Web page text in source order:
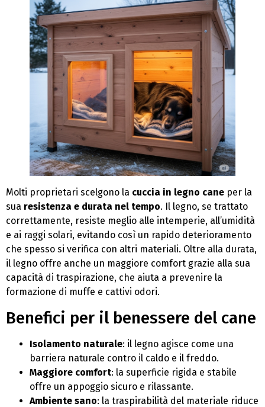
Molti proprietari scelgono la cuccia in legno cane per la
sua resistenza e durata nel tempo. Il legno, se trattato
correttamente, resiste meglio alle intemperie, all’umidità
e ai raggi solari, evitando così un rapido deterioramento
che spesso si verifica con altri materiali. Oltre alla durata,
il legno offre anche un maggiore comfort grazie alla sua
capacità di traspirazione, che aiuta a prevenire la
formazione di muffe e cattivi odori.
Benefici per il benessere del cane
Isolamento naturale: il legno agisce come una
barriera naturale contro il caldo e il freddo.
Maggiore comfort: la superficie rigida e stabile
offre un appoggio sicuro e rilassante.
Ambiente sano: la traspirabilità del materiale riduce